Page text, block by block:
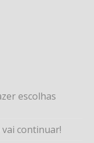
escolhas
vai continuar!